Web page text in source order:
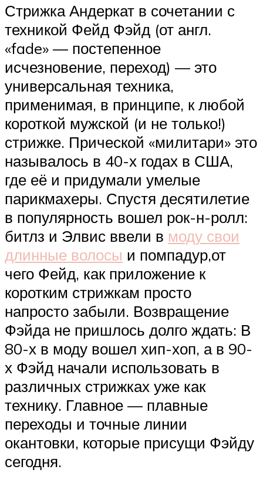
Стрижка Андеркат в сочетании с
техникой Фейд Фэйд (от англ.
«fade» — постепенное
исчезновение, переход) — это
универсальная техника,
применимая, в принципе, к любой
короткой мужской (и не только!)
стрижке. Прической «милитари» это
называлось в 40-х годах в США,
где её и придумали умелые
парикмахеры. Спустя десятилетие
в популярность вошел рок-н-ролл:
битлз и Элвис ввели в моду свои
длинные волосы и помпадур,от
чего Фейд, как приложение к
коротким стрижкам просто
напросто забыли. Возвращение
Фэйда не пришлось долго ждать: В
80-х в моду вошел хип-хоп, а в 90-
х Фэйд начали использовать в
различных стрижках уже как
технику. Главное — плавные
переходы и точные линии
окантовки, которые присущи Фэйду
сегодня.